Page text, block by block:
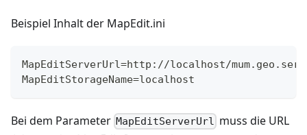
Beispiel Inhalt der MapEdit.ini
MapEditServerUrl=http://localhost/
MapEditStorageName=localhost
Bei dem Parameter MapEditServerUrl muss die URL